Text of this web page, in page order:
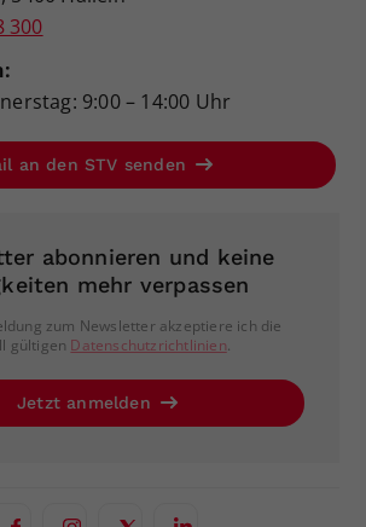
300
9:00 – 14:00 Uhr
an den STV senden
abonnieren und keine
mehr verpassen
zum Newsletter akzeptiere ich die
gültigen Datenschutzrichtlinien.
Jetzt anmelden